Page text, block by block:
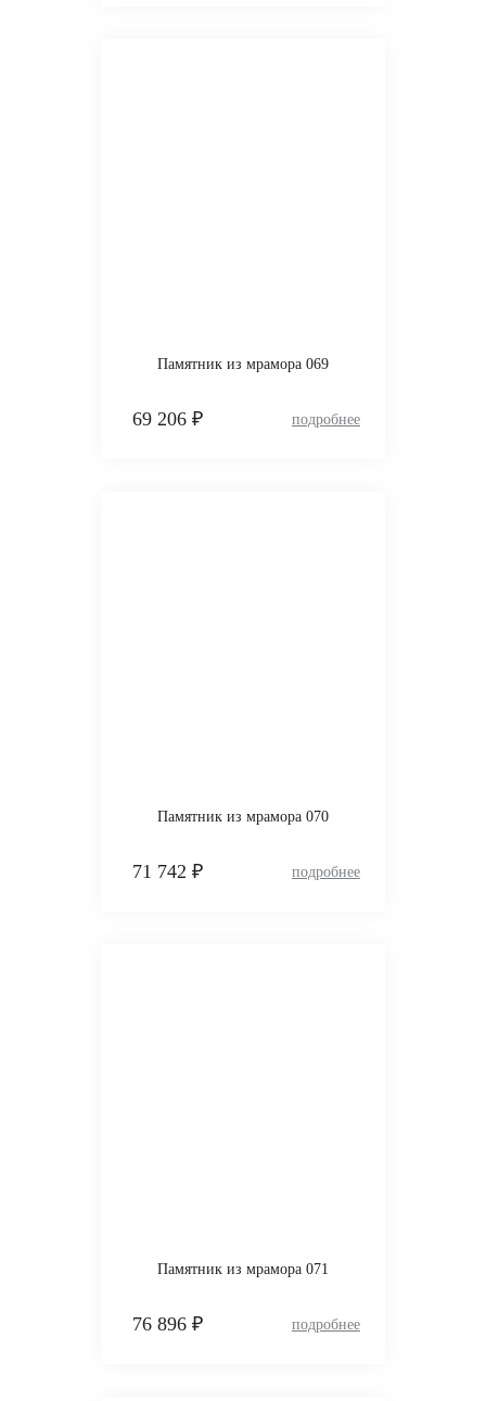
Памятник из мрамора 069
69 206 ₽
Памятник из мрамора 070
71 742 ₽
Памятник из мрамора 071
76 896 ₽